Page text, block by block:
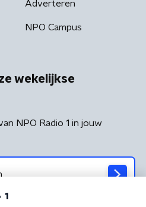
Adverteren
NPO Campus
wekelijkse
NPO Radio 1 in jouw